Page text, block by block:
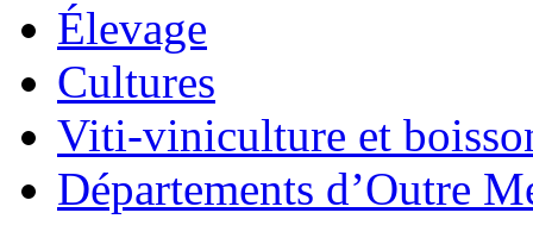
Élevage
Cultures
Viti-viniculture et
Départements d’Outre